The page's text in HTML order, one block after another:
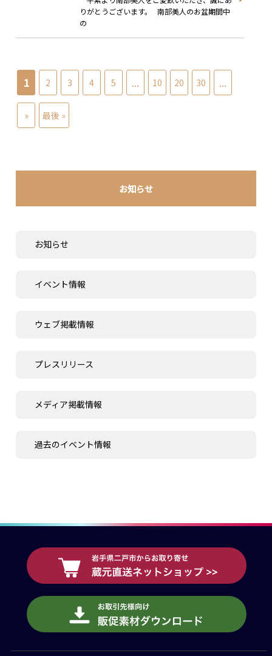
お知らせ
お知らせ
イベント情報
ウェブ掲載情報
プレスリリース
メディア掲載情報
過去のイベント情報
りがとうございます。 南部美人のお盆期間中
の
1 2 3 4 5 ... 10 20 30 ...
» 最後 »